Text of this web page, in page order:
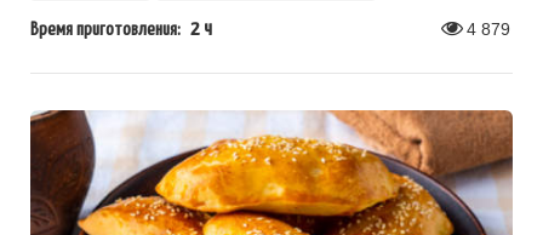
Время приготовления: 2 ч 4 879